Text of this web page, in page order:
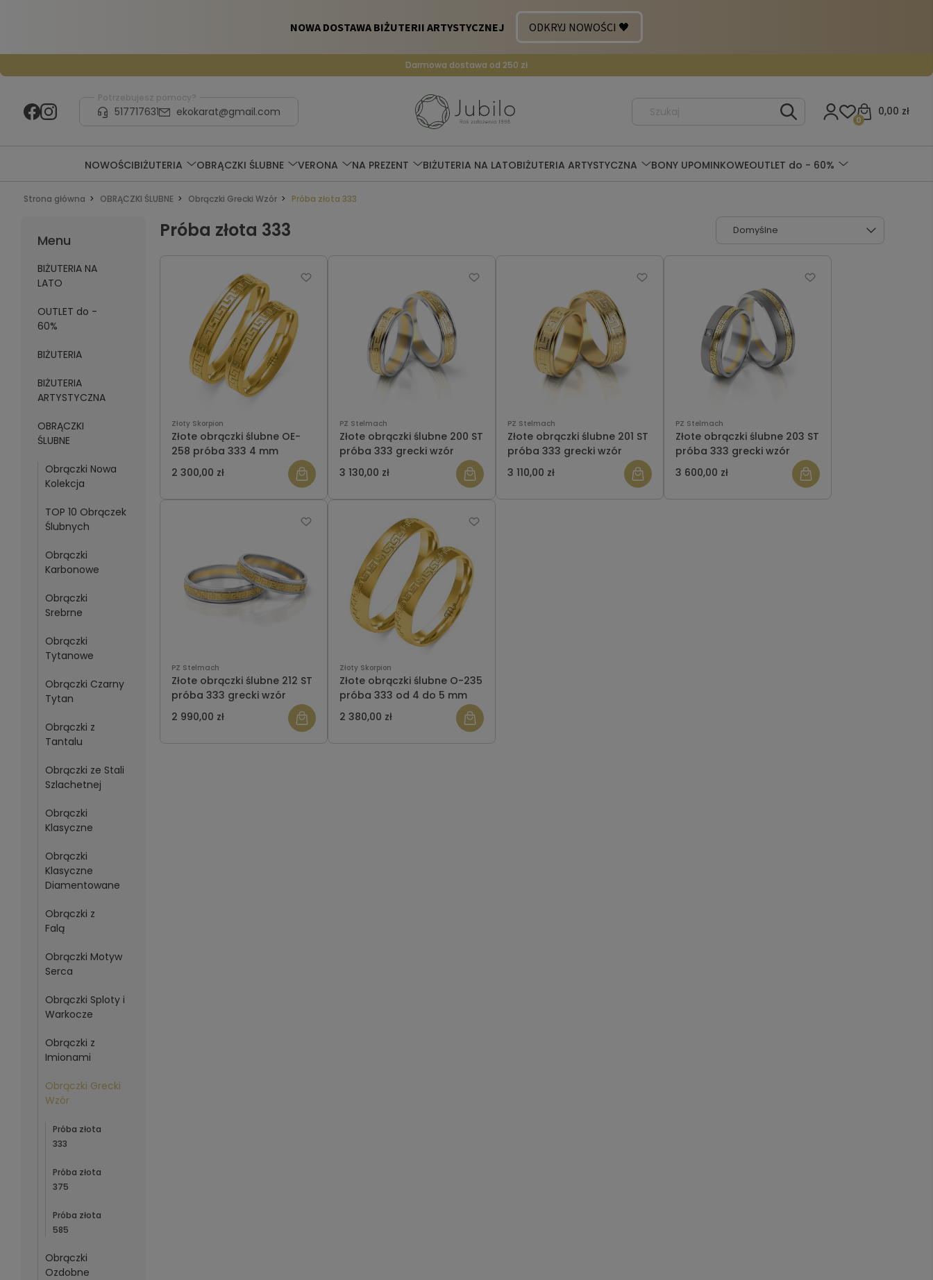
Darmowa dostawa od 250 zł
Potrzebujesz pomocy?
517717631 ekokarat@gmail.com 0,00 zł
0
NOWOŚCIBIŻUTERIA OBRĄCZKI ŚLUBNE VERONA NA PREZENT BIŻUTERIA NA LATOBIŻUTERIA ARTYSTYCZNA BONY UPOMINKOWEOUTLET do - 60%
Strona główna OBRĄCZKI ŚLUBNE Obrączki Grecki Wzór Próba złota 333
Menu
BIŻUTERIA NA
LATO
OUTLET do -
60%
BIŻUTERIA
BIŻUTERIA
ARTYSTYCZNA
OBRĄCZKI
ŚLUBNE
Obrączki Nowa
Kolekcja
TOP 10 Obrączek
Ślubnych
Obrączki
Karbonowe
Obrączki
Srebrne
Obrączki
Tytanowe
Obrączki Czarny
Tytan
Obrączki z
Tantalu
Obrączki ze Stali
Szlachetnej
Obrączki
Klasyczne
Obrączki
Klasyczne
Diamentowane
Obrączki z
Falą
Obrączki Motyw
Serca
Obrączki Sploty i
Warkocze
Obrączki z
Imionami
Obrączki Grecki
Wzór
Próba złota
333
Próba złota
375
Próba złota
585
Obrączki
Ozdobne
Próba złota 333
Złoty Skorpion
Złote obrączki ślubne OE-
258 próba 333 4 mm
2 300,00 zł
PZ Stelmach
Złote obrączki ślubne 200 ST
próba 333 grecki wzór
3 130,00 zł
PZ Stelmach
Złote obrączki ślubne 201 ST
próba 333 grecki wzór
3 110,00 zł
PZ Stelmach
Złote obrączki ślubne 203 ST
próba 333 grecki wzór
3 600,00 zł
PZ Stelmach
Złote obrączki ślubne 212 ST
próba 333 grecki wzór
2 990,00 zł
Złoty Skorpion
Złote obrączki ślubne O-235
próba 333 od 4 do 5 mm
2 380,00 zł